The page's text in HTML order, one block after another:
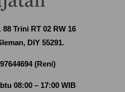
Trini RT 02 RW 16
DIY 55291.
(Reni)
08:00 – 17:00 WIB